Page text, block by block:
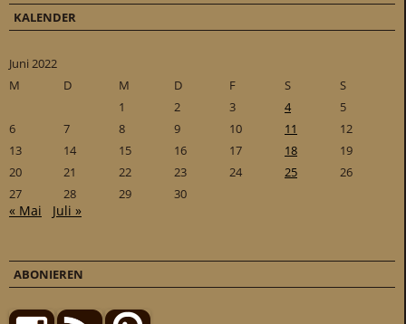
KALENDER
Juni 2022
M
D M D F S
S
1
2 3 4
5
6
7 8 9 10 11
12
13
14 15 16 17 18
19
20
21 22 23 24 25
26
27
28 29 30
« Mai Juli »
ABONIEREN